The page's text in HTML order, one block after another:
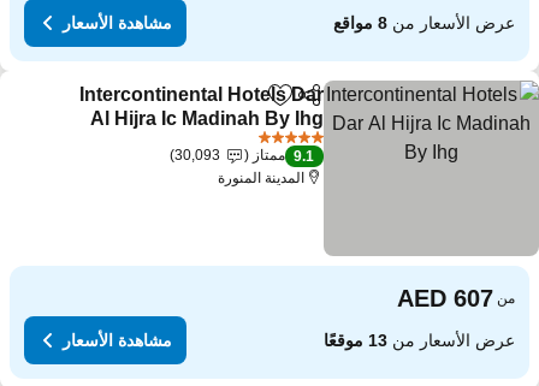
عرض الأسعار من8 مواقع مشاهدة الأسعار
مشاركةAdd to favorites
Intercontinental Hotels Dar
Al Hijra Ic Madinah By Ihg
9.1 ممتاز
30,093
المدينة المنورة
من
عرض الأسعار من13 موقعًا مشاهدة الأسعار